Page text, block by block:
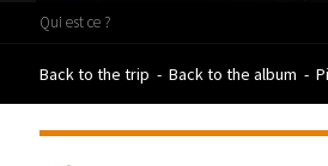
Qui est ce ?
Back to the trip - Back to the album -